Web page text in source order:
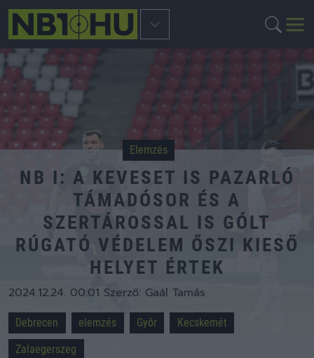
Elemzés
NB I: A KEVESET IS PAZARLÓ
TÁMADÓSOR ÉS A
SZERTÁROSSAL IS GÓLT
RÚGATÓ VÉDELEM ŐSZI KIESŐ
HELYET ÉRTEK
2024.12.24. 00:01 Szerző: Gaál Tamás
Debrecen elemzés Győr
Kecskemét
Zalaegerszeg